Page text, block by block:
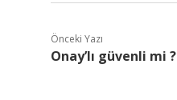
Önceki Yazı
Onay’lı güvenli mi ?